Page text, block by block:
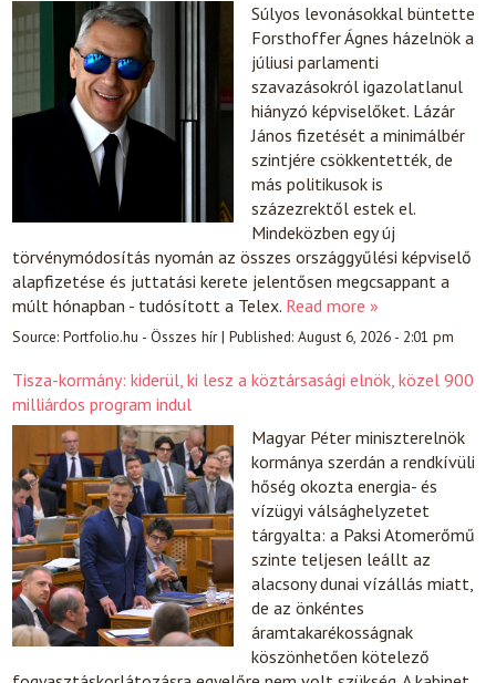
Súlyos levonásokkal büntette
Forsthoffer Ágnes házelnök a
júliusi parlamenti
szavazásokról igazolatlanul
hiányzó képviselőket. Lázár
János fizetését a minimálbér
szintjére csökkentették, de
más politikusok is
százezrektől estek el.
Mindeközben egy új
törvénymódosítás nyomán az összes országgyűlési képviselő
alapfizetése és juttatási kerete jelentősen megcsappant a
múlt hónapban - tudósított a Telex. Read more »
Source:Portfolio.hu - Összes hír|Published:August 6, 2026 - 2:01 pm
Tisza-kormány: kiderül, ki lesz a köztársasági elnök, közel 900
milliárdos program indul
Magyar Péter miniszterelnök
kormánya szerdán a rendkívüli
hőség okozta energia- és
vízügyi válsághelyzetet
tárgyalta: a Paksi Atomerőmű
szinte teljesen leállt az
alacsony dunai vízállás miatt,
de az önkéntes
áramtakarékosságnak
köszönhetően kötelező